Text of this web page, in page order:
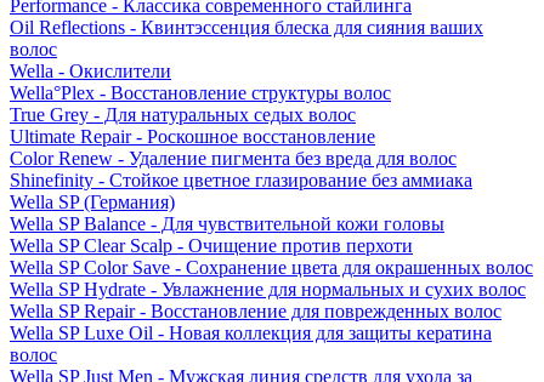
Performance - Классика современного стайлинга
Oil Reflections - Квинтэссенция блеска для сияния ваших
волос
Wella - Окислители
Wella°Plex - Восстановление структуры волос
True Grey - Для натуральных седых волос
Ultimate Repair - Роскошное восстановление
Color Renew - Удаление пигмента без вреда для волос
Shinefinity - Стойкое цветное глазирование без аммиака
Wella SP (Германия)
Wella SP Balance - Для чувствительной кожи головы
Wella SP Clear Scalp - Очищение против перхоти
Wella SP Color Save - Сохранение цвета для окрашенных волос
Wella SP Hydrate - Увлажнение для нормальных и сухих волос
Wella SP Repair - Восстановление для поврежденных волос
Wella SP Luxe Oil - Новая коллекция для защиты кератина
волос
Wella SP Just Men - Мужская линия средств для ухода за